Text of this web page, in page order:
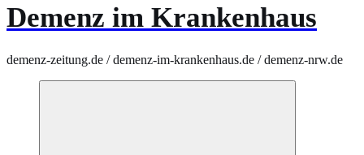
Demenz im Krankenhaus
demenz-zeitung.de / demenz-im-krankenhaus.de / demenz-nrw.de